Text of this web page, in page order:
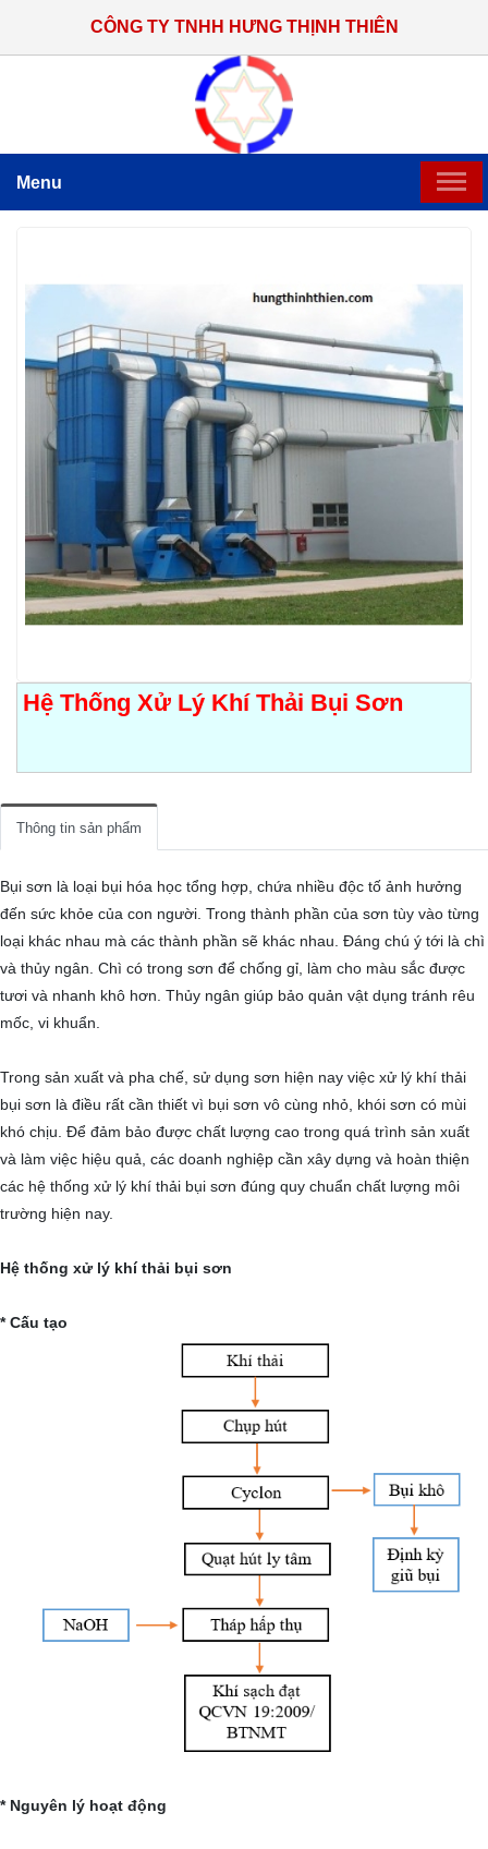
CÔNG TY TNHH HƯNG THỊNH THIÊN
Menu
GIỚI THIỆU
SẢN PHẨM CHẾ TẠO
HỆ THỐNG THI CÔNG LẮP ĐẶT
TIN TỨC
LIÊN HỆ
Hệ Thống Xử Lý Khí Thải Bụi Sơn
Thông tin sản phẩm
Bụi sơn là loại bụi hóa học tổng hợp, chứa nhiều độc tố ảnh hưởng
đến sức khỏe của con người. Trong thành phần của sơn tùy vào từng
loại khác nhau mà các thành phần sẽ khác nhau. Đáng chú ý tới là chì
và thủy ngân. Chì có trong sơn để chống gỉ, làm cho màu sắc được
tươi và nhanh khô hơn. Thủy ngân giúp bảo quản vật dụng tránh rêu
mốc, vi khuẩn.
Trong sản xuất và pha chế, sử dụng sơn hiện nay việc xử lý khí thải
bụi sơn là điều rất cần thiết vì bụi sơn vô cùng nhỏ, khói sơn có mùi
khó chịu. Để đảm bảo được chất lượng cao trong quá trình sản xuất
và làm việc hiệu quả, các doanh nghiệp cần xây dựng và hoàn thiện
các hệ thống xử lý khí thải bụi sơn đúng quy chuẩn chất lượng môi
trường hiện nay.
Hệ thống xử lý khí thải bụi sơn
* Cấu tạo
* Nguyên lý hoạt động